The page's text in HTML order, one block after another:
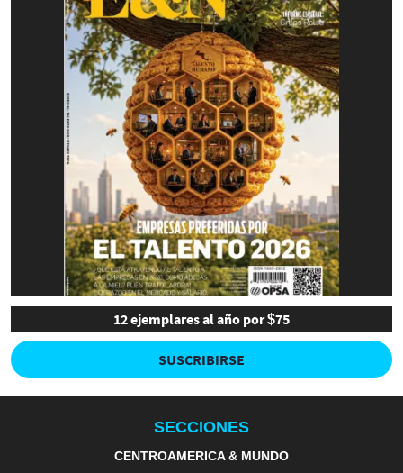
12 ejemplares al año por $75
SUSCRIBIRSE
SECCIONES
CENTROAMERICA & MUNDO